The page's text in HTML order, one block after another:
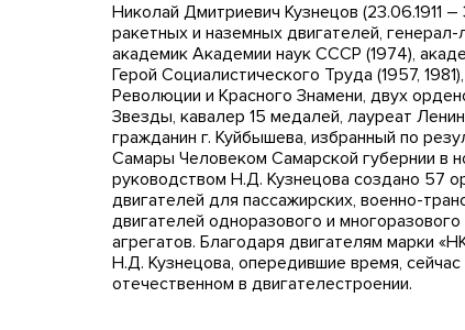
Николай Дмитриевич Кузнецов (23.06.1911
ракетных и наземных двигателей,
академик Академии наук СССР (1974),
Герой Социалистического Труда (1957,
Революции и Красного Знамени, двух
Звезды, кавалер 15 медалей, лауреат
гражданин г. Куйбышева, избранный по
Самары Человеком Самарской губернии в
руководством Н.Д. Кузнецова создано 57
двигателей для пассажирских, военно-
двигателей одноразового и
агрегатов. Благодаря двигателям марки
Н.Д. Кузнецова, опередившие время,
отечественном в двигателестроении.